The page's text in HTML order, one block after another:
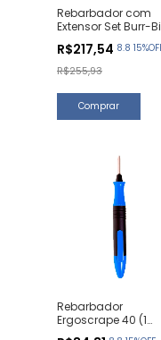
Rebarbador com
Extensor Set Burr-
R$217,54 8.8
R$255,93
Rebarbador
Ergoscrape 40 (1